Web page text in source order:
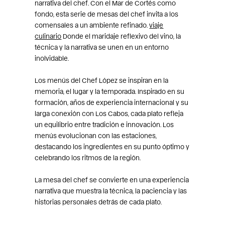
narrativa del chef. Con el Mar de Cortés como
fondo, esta serie de mesas del chef invita a los
comensales a un ambiente refinado.viaje
culinario Donde el maridaje reflexivo del vino, la
técnica y la narrativa se unen en un entorno
inolvidable.
Los menús del Chef López se inspiran en la
memoria, el lugar y la temporada. Inspirado en su
formación, años de experiencia internacional y su
larga conexión con Los Cabos, cada plato refleja
un equilibrio entre tradición e innovación. Los
menús evolucionan con las estaciones,
destacando los ingredientes en su punto óptimo y
celebrando los ritmos de la región.
La mesa del chef se convierte en una experiencia
narrativa que muestra la técnica, la paciencia y las
historias personales detrás de cada plato.